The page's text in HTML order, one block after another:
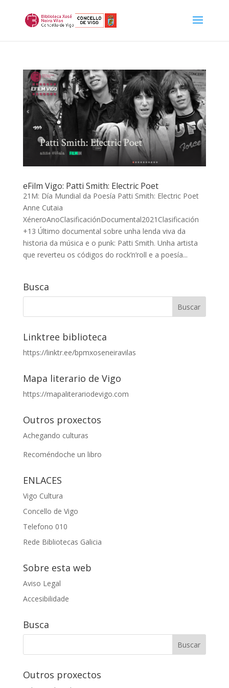
eFilm Vigo: Patti Smith: Electric Poet
21M: Día Mundial da Poesía Patti Smith: Electric Poet
Anne Cutaia
XéneroAnoClasificaciónDocumental2021Clasificación
+13 Último documental sobre unha lenda viva da
historia da música e o punk: Patti Smith. Unha artista
que reverteu os códigos do rock’n’roll e a poesía...
Busca
Linktree biblioteca
https://linktr.ee/bpmxoseneiravilas
Mapa literario de Vigo
https://mapaliterariodevigo.com
Outros proxectos
Achegando culturas
Recoméndoche un libro
ENLACES
Vigo Cultura
Concello de Vigo
Telefono 010
Rede Bibliotecas Galicia
Sobre esta web
Aviso Legal
Accesibilidade
Busca
Outros proxectos